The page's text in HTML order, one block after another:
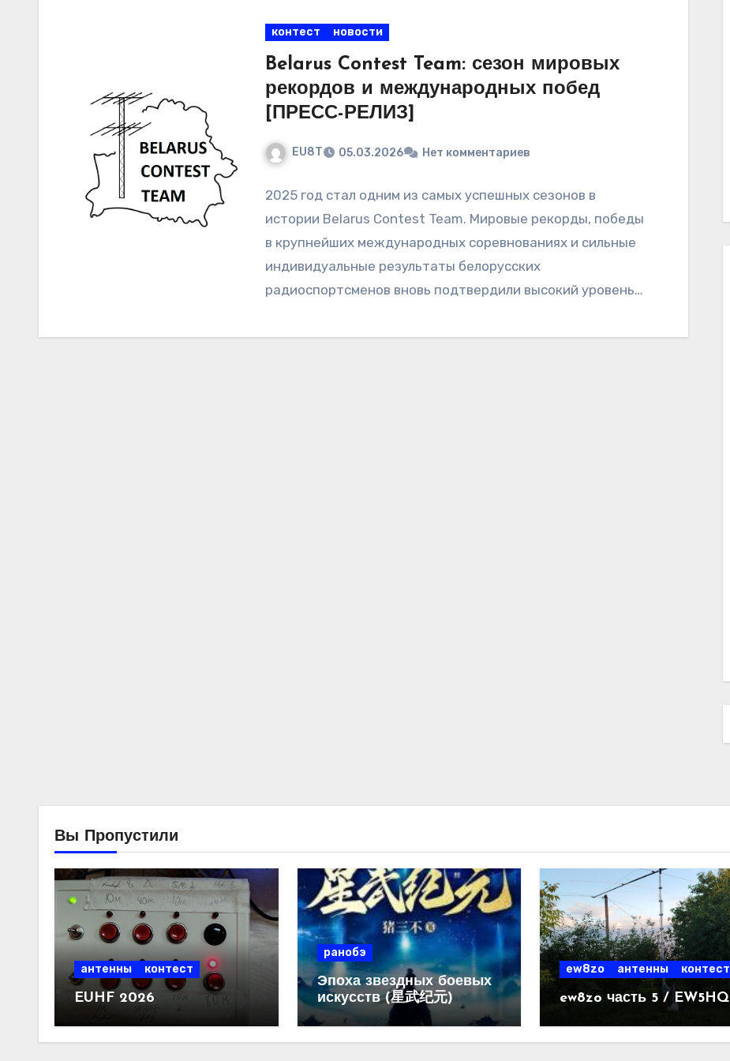
контест новости
Belarus Contest Team: сезон мировых
рекордов и международных побед
[ПРЕСС-РЕЛИЗ]
EU8T 05.03.2026 Нет комментариев
2025 год стал одним из самых успешных сезонов в
истории Belarus Contest Team. Мировые рекорды, победы
в крупнейших международных соревнованиях и сильные
индивидуальные результаты белорусских
радиоспортсменов вновь подтвердили высокий уровень…
Вы Пропустили
антенны контест
EUHF 2026
ранобэ
Эпоха звездных боевых
искусств (星武纪元)
ew8zo антенны контест
ew8zo часть 5 / EW5HQ